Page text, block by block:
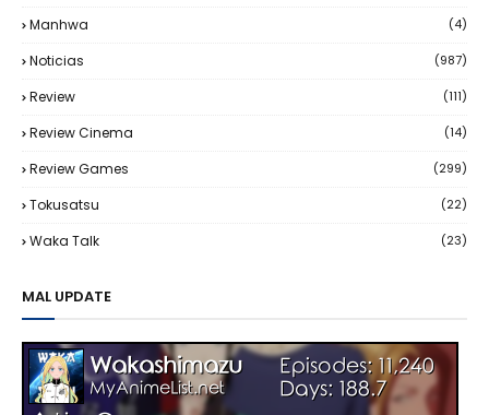
Manhwa (4)
Noticias (987)
Review (111)
Review Cinema (14)
Review Games (299)
Tokusatsu (22)
Waka Talk (23)
MAL UPDATE